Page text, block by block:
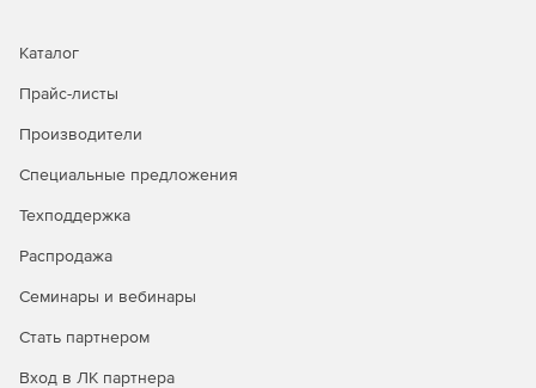
Каталог
Прайс-листы
Производители
Специальные предложения
Техподдержка
Распродажа
Семинары и вебинары
Стать партнером
Вход в ЛК партнера